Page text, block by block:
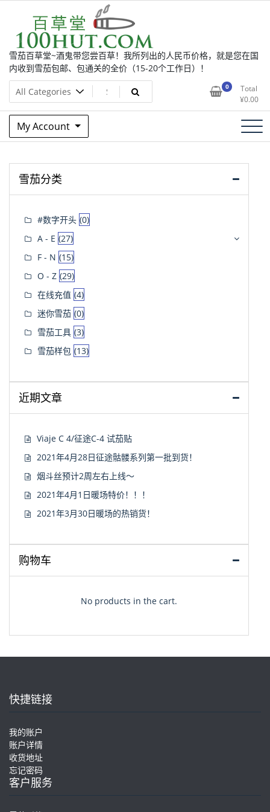
content
雪茄百草堂~酒鬼带您尝百草！我所列出的人民币价格，就是您在国
内收到雪茄包邮、包通关的全价（15-20个工作日）！
0
Total
¥0.00
My Account
雪茄分类
#数字开头 (0)
A - E (27)
F - N (15)
O - Z (29)
在线充值 (4)
迷你雪茄 (0)
雪茄工具 (3)
雪茄样包 (13)
近期文章
Viaje C 4/征途C-4 试茄贴
2021年4月28日征途骷髅系列第一批到货！
烟斗丝预计2周左右上线～
2021年4月1日暖场特价！！！
2021年3月30日暖场的热销货！
购物车
No products in the cart.
快捷链接
我的账户
账户详情
收货地址
忘记密码
客户服务